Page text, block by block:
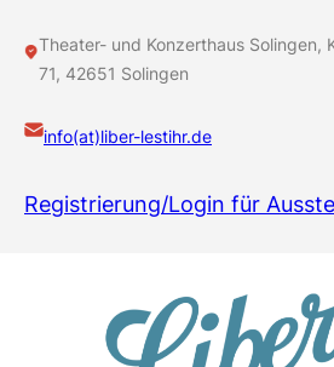
Inhalt
springen
Theater- und Konzerthaus Solingen,
71, 42651 Solingen
info(at)liber-lestihr.de
Registrierung/Login für